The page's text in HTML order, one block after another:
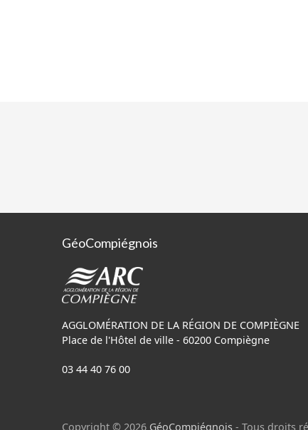
GéoCompiégnois
AGGLOMÉRATION DE LA RÉGION DE COMPIÈGNE
Place de l'Hôtel de ville - 60200 Compiègne
03 44 40 76 00
Copyright © 2026 GéoCompiégnois - Tous droits